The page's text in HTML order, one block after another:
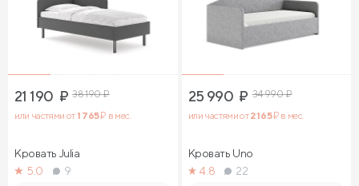
21 190 ₽ 38 190₽
или частями от1 765₽ в мес.
Кровать Julia
5.0
9
25 990 ₽ 34 990₽
или частями от2 165₽ в мес.
Кровать Uno
4.8
22